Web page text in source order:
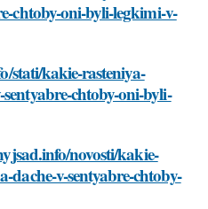
chtoby-oni-byli-legkimi-v-
stati/kakie-rasteniya-
chtoby-oni-byli-
novosti/kakie-
dache-v-sentyabre-chtoby-